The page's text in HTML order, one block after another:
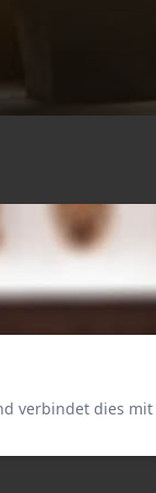
verbindet dies